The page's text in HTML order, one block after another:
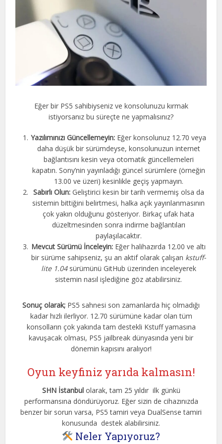
Eğer bir PS5 sahibiyseniz ve konsolunuzu kırmak
istiyorsanız bu süreçte ne yapmalısınız?
Yazılımınızı Güncellemeyin: Eğer konsolunuz 12.70 veya
daha düşük bir sürümdeyse, konsolunuzun internet
bağlantısını kesin veya otomatik güncellemeleri
kapatın. Sony’nin yayınladığı güncel sürümlere (örneğin
13.00 ve üzeri) kesinlikle geçiş yapmayın.
Sabırlı Olun:Geliştirici kesin bir tarih vermemiş olsa da
sistemin bittiğini belirtmesi, halka açık yayınlanmasının
çok yakın olduğunu gösteriyor. Birkaç ufak hata
düzeltmesinden sonra indirme bağlantıları
paylaşılacaktır.
Mevcut Sürümü İnceleyin: Eğer halihazırda 12.00 ve altı
bir sürüme sahipseniz, şu an aktif olarak çalışan kstuff-
lite 1.04sürümünü GitHub üzerinden inceleyerek
sistemin nasıl işlediğine göz atabilirsiniz.
Sonuç olarak; PS5 sahnesi son zamanlarda hiç olmadığı
kadar hızlı ilerliyor. 12.70 sürümüne kadar olan tüm
konsolların çok yakında tam destekli Kstuff yamasına
kavuşacak olması, PS5 jailbreak dünyasında yeni bir
dönemin kapısını aralıyor!
Oyun keyfiniz yarıda kalmasın!
SHN İstanbulolarak, tam 25 yıldır ilk günkü
performansına döndürüyoruz. Eğer sizin de cihazınızda
benzer bir sorun varsa, PS5 tamiri veya DualSense tamiri
konusunda destek alabilirsiniz.
Neler Yapıyoruz?